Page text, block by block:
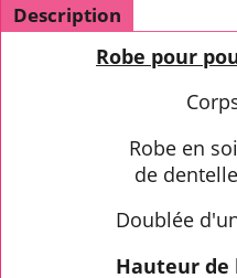
Description
Robe pour
Robe en
de
Doublée
Hauteur de